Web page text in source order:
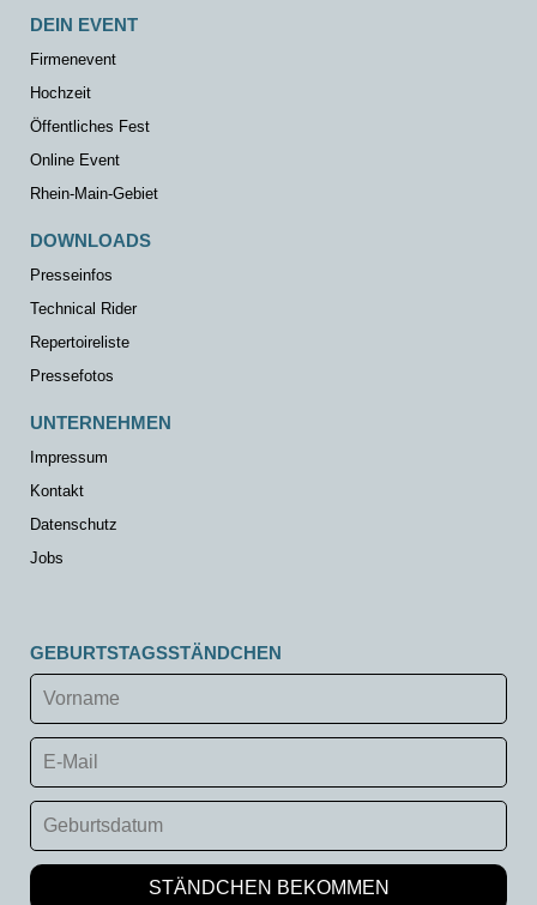
DEIN EVENT
Firmenevent
Hochzeit
Öffentliches Fest
Online Event
Rhein-Main-Gebiet
DOWNLOADS
Presseinfos
Technical Rider
Repertoireliste
Pressefotos
UNTERNEHMEN
Impressum
Kontakt
Datenschutz
Jobs
GEBURTSTAGSSTÄNDCHEN